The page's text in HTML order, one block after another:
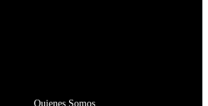
Quienes Somos